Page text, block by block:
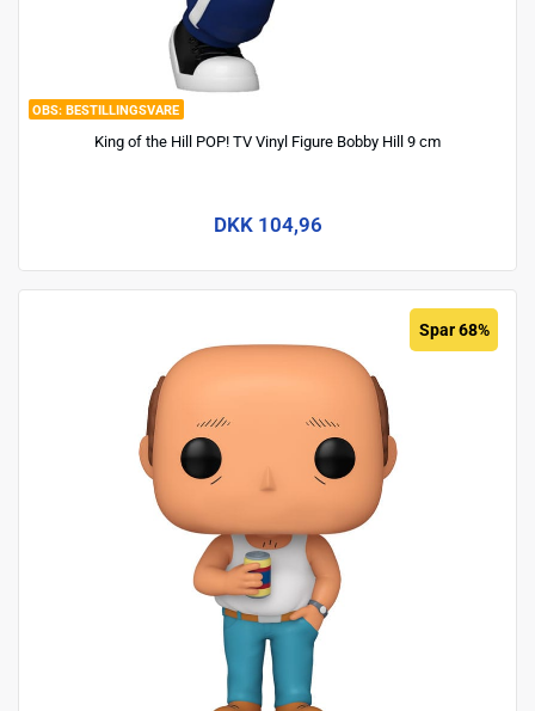
BESTILLINGSVARE
King of the Hill POP! TV Vinyl Figure Bobby Hill 9 cm
DKK 104,96
Spar 68%